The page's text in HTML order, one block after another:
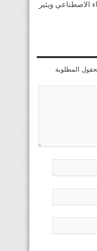
الاصطناعي ويثير
المطلوبة